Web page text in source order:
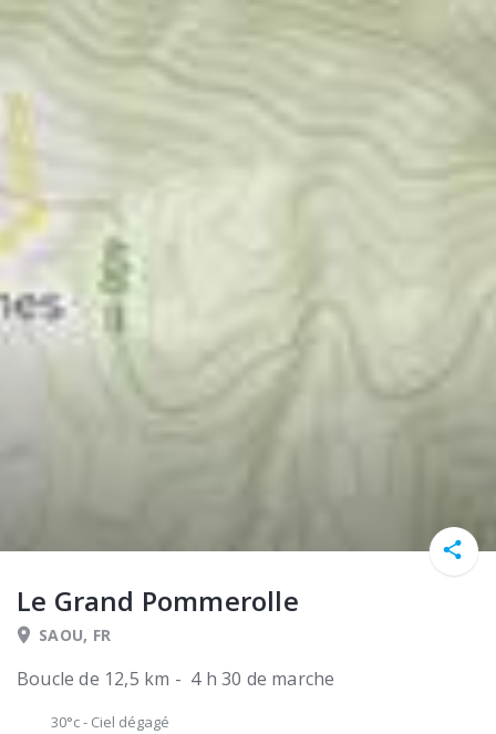
Le Grand Pommerolle
SAOU, FR
Boucle de 12,5 km - 4 h 30 de marche
30°c- Ciel dégagé